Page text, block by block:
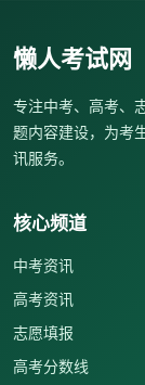
懒人考试网
专注中考、高考、
题内容建设，为考
讯服务。
核心频道
中考资讯
高考资讯
志愿填报
高考分数线